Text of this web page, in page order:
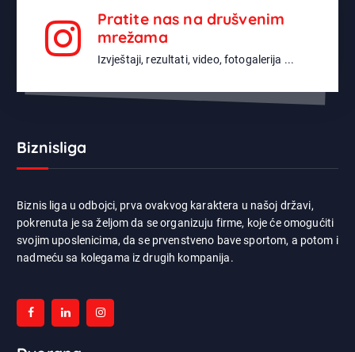
Pratite nas na drušvenim
mrežama
Izvještaji, rezultati, video, fotogalerija ...
Biznisliga
Biznis liga u odbojci, prva ovakvog karaktera u našoj državi,
pokrenuta je sa željom da se organizuju firme, koje će omogućiti
svojim uposlenicima, da se prvenstveno bave sportom, a potom i
nadmeću sa kolegama iz drugih kompanija.